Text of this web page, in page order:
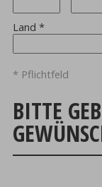
Land*
* Pflichtfeld
BITTE